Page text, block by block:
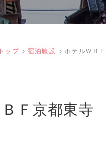
ップ 宿泊施設 ホテルＷＢ
Ｆ京都東寺